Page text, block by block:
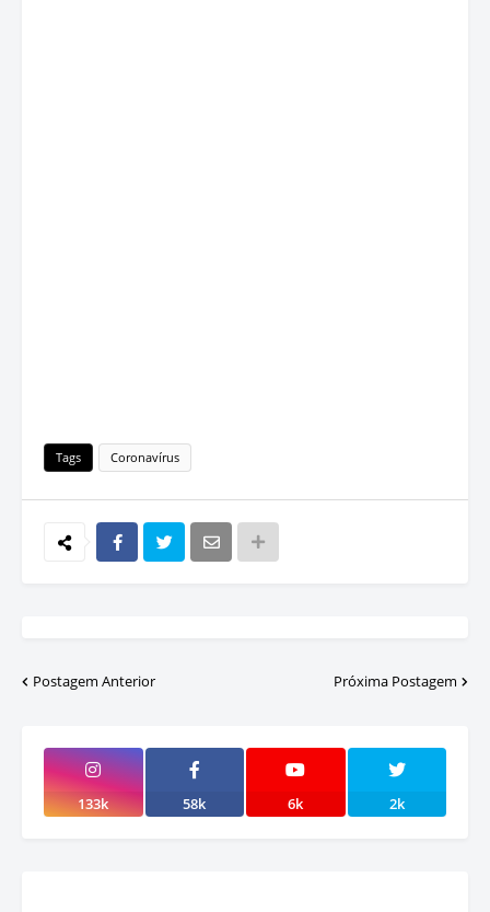
Tags Coronavírus
Postagem Anterior Próxima Postagem
133k 58k 6k 2k